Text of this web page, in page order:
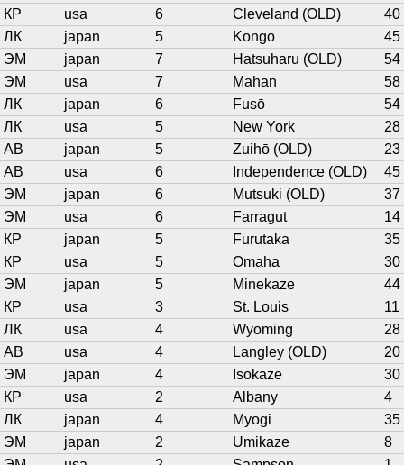
КР
usa 6 Cleveland (OLD)
40
ЛК
japan 5 Kongō
45
ЭМ
japan 7 Hatsuharu (OLD)
54
ЭМ
usa 7 Mahan
58
ЛК
japan 6 Fusō
54
ЛК
usa 5 New York
28
АВ
japan 5 Zuihō (OLD)
23
АВ
usa 6 Independence (OLD)
45
ЭМ
japan 6 Mutsuki (OLD)
37
ЭМ
usa 6 Farragut
14
КР
japan 5 Furutaka
35
КР
usa 5 Omaha
30
ЭМ
japan 5 Minekaze
44
КР
usa 3 St. Louis
11
ЛК
usa 4 Wyoming
28
АВ
usa 4 Langley (OLD)
20
ЭМ
japan 4 Isokaze
30
КР
usa 2 Albany
4
ЛК
japan 4 Myōgi
35
ЭМ
japan 2 Umikaze
8